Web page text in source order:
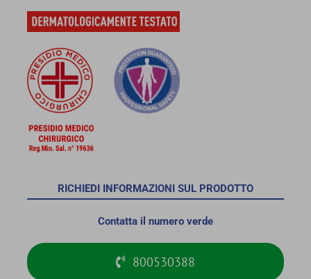
RICHIEDI INFORMAZIONI SUL PRODOTTO
Contatta il numero verde
800530388